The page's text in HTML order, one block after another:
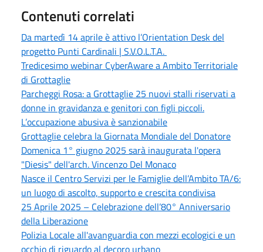
Contenuti correlati
Da martedì 14 aprile è attivo l’Orientation Desk del
progetto Punti Cardinali | S.V.O.L.T.A.
Tredicesimo webinar CyberAware a Ambito Territoriale
di Grottaglie
Parcheggi Rosa: a Grottaglie 25 nuovi stalli riservati a
donne in gravidanza e genitori con figli piccoli.
L’occupazione abusiva è sanzionabile
Grottaglie celebra la Giornata Mondiale del Donatore
Domenica 1° giugno 2025 sarà inaugurata l'opera
"Diesis" dell'arch. Vincenzo Del Monaco
Nasce il Centro Servizi per le Famiglie dell’Ambito TA/6:
un luogo di ascolto, supporto e crescita condivisa
25 Aprile 2025 – Celebrazione dell’80° Anniversario
della Liberazione
Polizia Locale all'avanguardia con mezzi ecologici e un
occhio di riguardo al decoro urbano